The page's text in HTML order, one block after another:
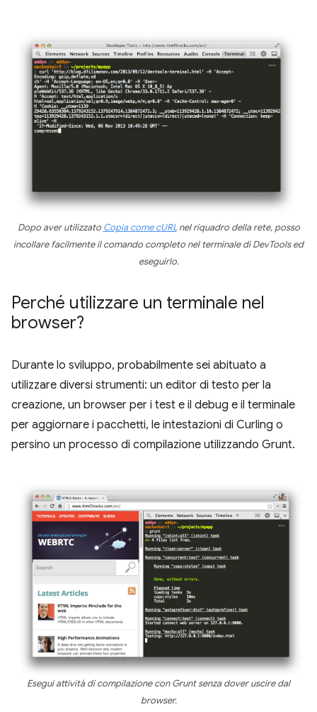
Dopo aver utilizzato Copia come cURLnel riquadro della rete, posso
incollare facilmente il comando completo nel terminale di DevTools ed
eseguirlo.
Perché utilizzare un terminale nel
browser?
Durante lo sviluppo, probabilmente sei abituato a
utilizzare diversi strumenti: un editor di testo per la
creazione, un browser per i test e il debug e il terminale
per aggiornare i pacchetti, le intestazioni di Curling o
persino un processo di compilazione utilizzando Grunt.
Esegui attività di compilazione con Grunt senza dover uscire dal
browser.